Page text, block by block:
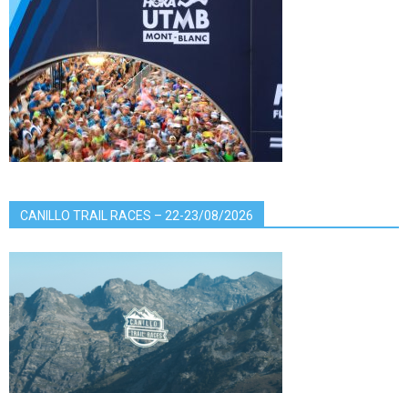
CANILLO TRAIL RACES – 22-23/08/2026